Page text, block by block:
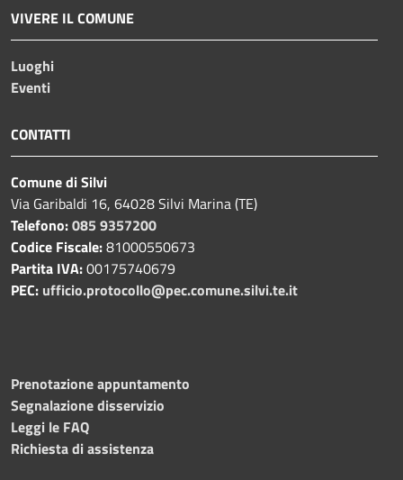
VIVERE IL COMUNE
Luoghi
Eventi
CONTATTI
Comune di Silvi
Via Garibaldi 16, 64028 Silvi Marina (TE)
Telefono:085 9357200
Codice Fiscale:81000550673
Partita IVA:00175740679
PEC: ufficio.protocollo@pec.comune.silvi.te.it
Prenotazione appuntamento
Segnalazione disservizio
Leggi le FAQ
Richiesta di assistenza